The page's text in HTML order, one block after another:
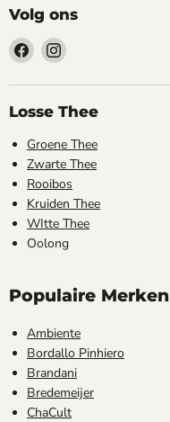
Volg ons
Vind
ons
op
Facebook
Vind
op
Instagram
Losse Thee
Groene Thee
Zwarte Thee
Rooibos
Kruiden Thee
WItte Thee
Oolong
Populaire Merken
Ambiente
Bordallo Pinhiero
Brandani
Bredemeijer
ChaCult